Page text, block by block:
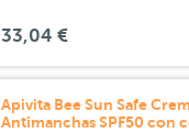
33,04 €
Apivita Bee Sun Safe
Antimanchas SPF50 con